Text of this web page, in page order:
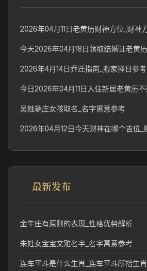
2026年4月14日乔迁指南_搬家择日参考
吴姓端庄女孩取名_名字寓意参考
最新发布
金牛座有原则的表现_性格优势解析
朱姓女宝宝文雅名字_名字寓意参考